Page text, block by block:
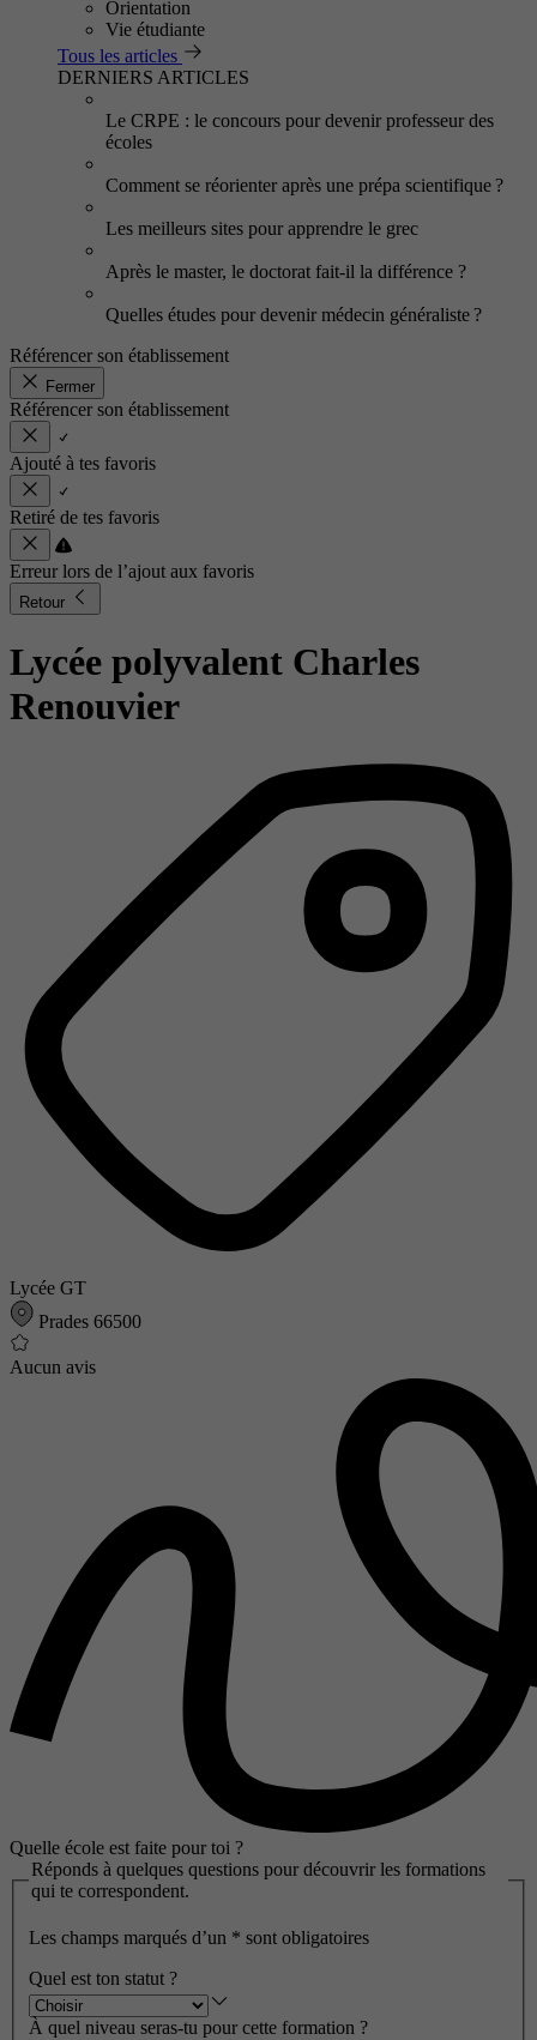
Orientation
Vie étudiante
Tous les articles
DERNIERS ARTICLES
Le CRPE : le concours pour devenir professeur des
écoles
Comment se réorienter après une prépa scientifique ?
Les meilleurs sites pour apprendre le grec
Après le master, le doctorat fait-il la différence ?
Quelles études pour devenir médecin généraliste ?
Référencer son établissement
Fermer
Référencer son établissement
Ajouté à tes favoris
Retiré de tes favoris
Erreur lors de l’ajout aux favoris
Retour
Lycée polyvalent Charles
Renouvier
Lycée GT
Prades 66500
Aucun avis
Quelle école est faite pour toi ?
Réponds à quelques questions pour découvrir les formations
qui te correspondent.
Les champs marqués d’un * sont obligatoires
Quel est ton statut ?
À quel niveau seras-tu pour cette formation ?